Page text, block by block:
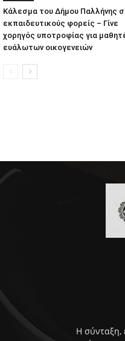
Κάλεσμα του Δήμου Παλλήνης
εκπαιδευτικούς φορείς – Γίνε
χορηγός υποτροφίας για
ευάλωτων οικογενειών
Η σύνταξη,